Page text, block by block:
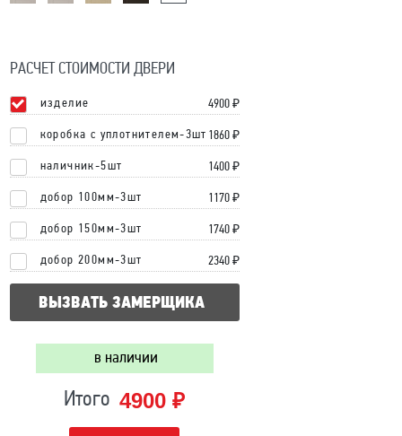
РАСЧЕТ СТОИМОСТИ ДВЕРИ
изделие 4900₽
коробка с уплотнителем-3шт 1860 ₽
наличник-5шт 1400 ₽
добор 100мм-3шт 1170 ₽
добор 150мм-3шт 1740 ₽
добор 200мм-3шт 2340 ₽
ВЫЗВАТЬ ЗАМЕРЩИКА
в наличии
Итого 4900 ₽